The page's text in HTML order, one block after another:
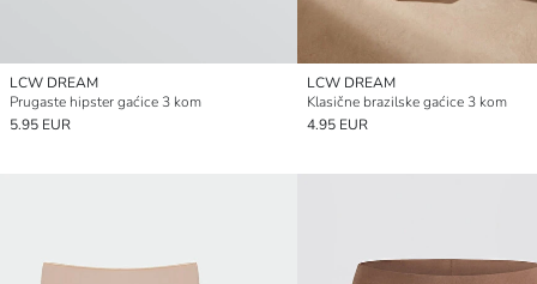
LCW DREAM
Prugaste hipster gaćice 3 kom
5.95 EUR
LCW DREAM
Klasične brazilske gaćice 3 kom
4.95 EUR